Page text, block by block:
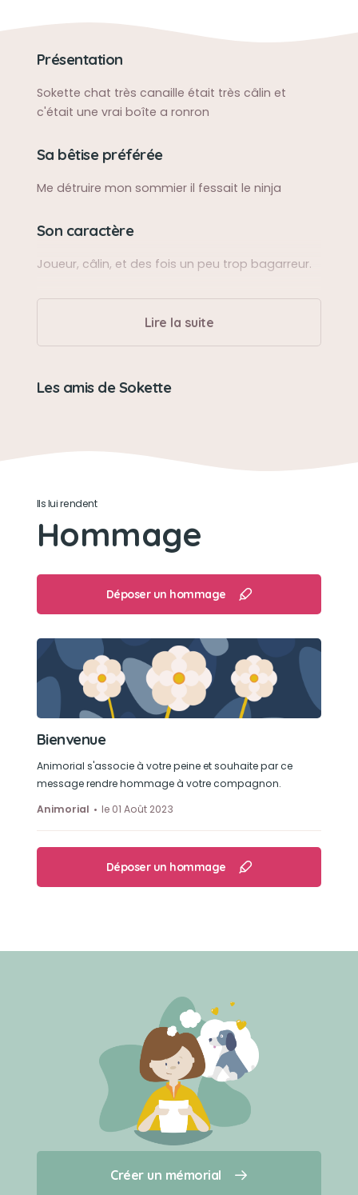
Créer un mémorial
Qui sommes-nous ?
Présentation
Sokette chat très canaille était très câlin et
c'était une vrai boîte a ronron
Sa bêtise préférée
Me détruire mon sommier il fessait le ninja
Son caractère
Joueur, câlin, et des fois un peu trop bagarreur.
Son jouet préféré
Une petite souris avec une ficelle qui quand il en
souris partout dans la maison.
Dormir
Lire la suite
Les amis de Sokette
Ils lui rendent
Hommage
Déposer un hommage
Bienvenue
Animorial s'associe à votre peine et souhaite par ce
message rendre hommage à votre compagnon.
Animorial
le 01 Août 2023
Déposer un hommage
Créer un mémorial